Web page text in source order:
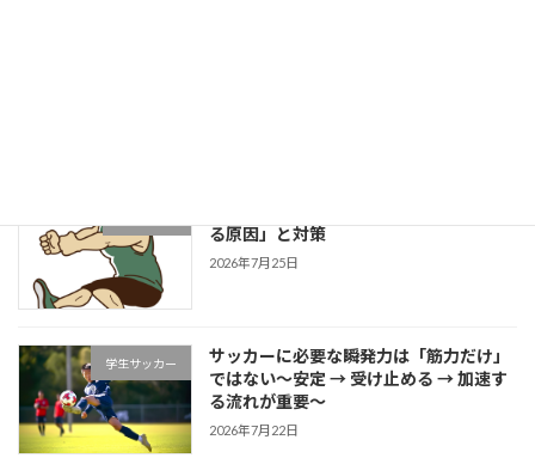
る原因」と対策
2026年7月25日
学生サッカー
サッカーに必要な瞬発力は「筋力だけ」
ではない～安定 → 受け止める → 加速す
る流れが重要～
2026年7月22日